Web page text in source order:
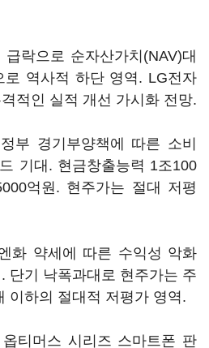
급락으로 순자산가치(NAV)대
로 역사적 하단 영역. LG전자
적인 실적 개선 가시화 전망.
부 경기부양책에 따른 소비
기대. 현금창출능력 1조100
억원. 현주가는 절대 저평
화 약세에 따른 수익성 악화
단기 낙폭과대로 현주가는 주
이하의 절대적 저평가 영역.
티머스 시리즈 스마트폰 판